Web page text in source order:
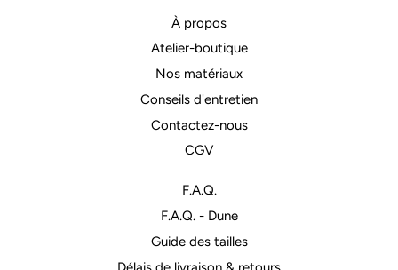
À propos
Atelier-boutique
Nos matériaux
Conseils d'entretien
Contactez-nous
CGV
F.A.Q.
F.A.Q. - Dune
Guide des tailles